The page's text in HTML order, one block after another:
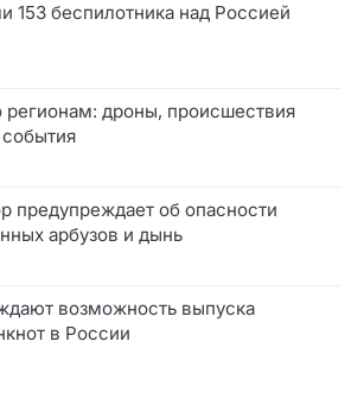
153 беспилотника над Россией
регионам: дроны, происшествия
предупреждает об опасности
арбузов и дынь
возможность выпуска
в России